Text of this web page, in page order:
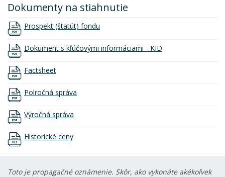
Dokumenty na stiahnutie
Prospekt (štatút) fondu
Dokument s kľúčovými informáciami - KID
Factsheet
Polročná správa
Výročná správa
Historické ceny
Toto je propagačné oznámenie. Skôr, ako vykonáte akékoľvek